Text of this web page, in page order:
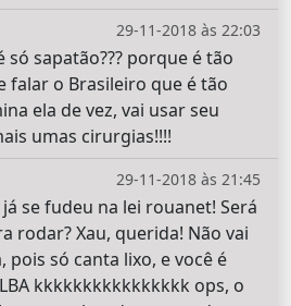
29-11-2018 às 22:03
só sapatão??? porque é tão
falar o Brasileiro que é tão
ela de vez, vai usar seu
umas cirurgias!!!!
29-11-2018 às 21:45
se fudeu na lei rouanet! Será
rodar? Xau, querida! Não vai
só canta lixo, e você é
kkkkkkkkkkkkkkkk ops, o